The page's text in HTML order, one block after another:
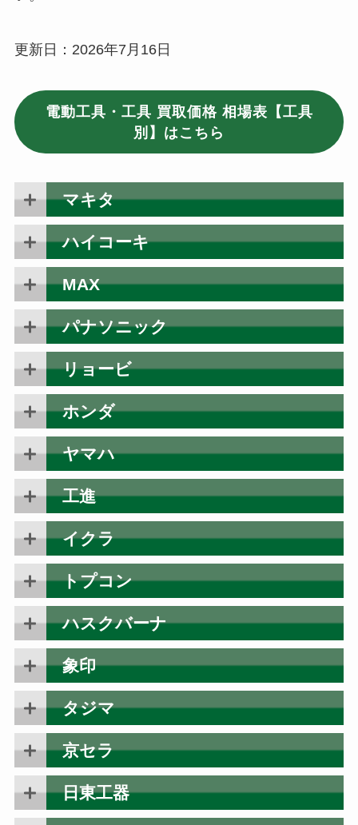
更新日：2026年7月16日
電動工具・工具 買取価格 相場表【工具
別】はこちら
マキタ
ハイコーキ
MAX
パナソニック
リョービ
ホンダ
ヤマハ
工進
イクラ
トプコン
ハスクバーナ
象印
タジマ
京セラ
日東工器